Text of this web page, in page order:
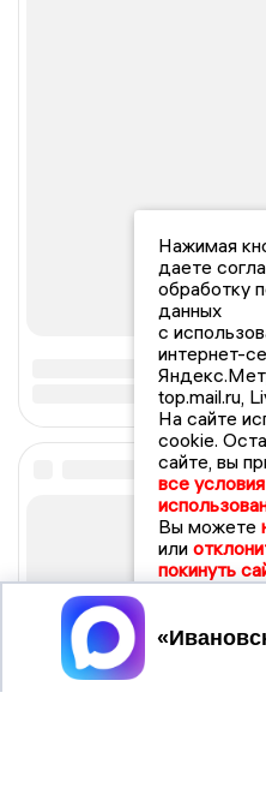
Нажимая
даете
обработку
данных
с
интернет-
top.mail.ru,
На сайте
cookie.
сайте, вы
все условия
Вы можете
или
покинуть